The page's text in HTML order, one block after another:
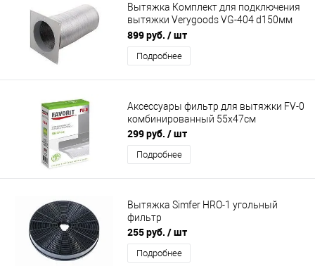
Вытяжка Комплект для подключения
вытяжки Verygoods VG-404 d150мм
(гофра+хомут 2шт.+фланец) 3м
899 руб. / шт
Подробнее
Аксессуары фильтр для вытяжки FV-0
комбинированный 55х47см
299 руб. / шт
Подробнее
Вытяжка Simfer HRO-1 угольный
фильтр
255 руб. / шт
Подробнее